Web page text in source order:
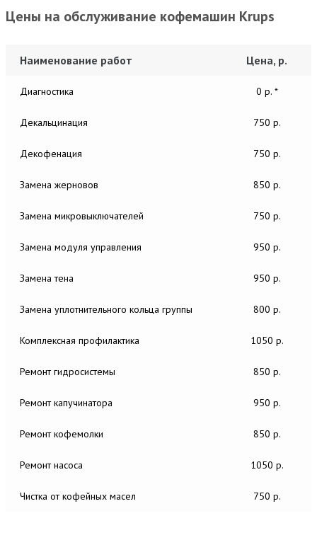
Цены на обслуживание кофемашин Krups
Наименование работ Цена, р.
Диагностика 0 р. *
Декальцинация 750 р.
Декофенация 750 р.
Замена жерновов 850 р.
Замена микровыключателей 750 р.
Замена модуля управления 950 р.
Замена тена 950 р.
Замена уплотнительного кольца группы 800 р.
Комплексная профилактика 1050 р.
Ремонт гидросистемы 850 р.
Ремонт капучинатора 950 р.
Ремонт кофемолки 850 р.
Ремонт насоса 1050 р.
Чистка от кофейных масел 750 р.